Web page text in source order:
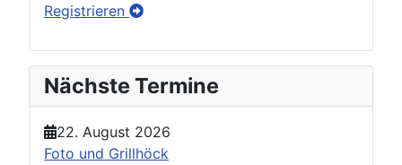
Registrieren
Nächste Termine
22. August 2026
Foto und Grillhöck